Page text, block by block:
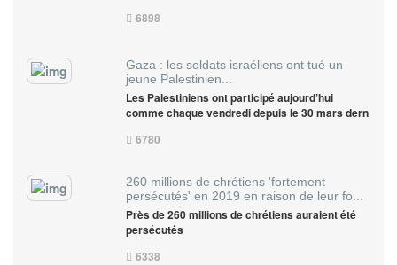
6898
Gaza : les soldats israéliens ont tué un
jeune Palestinien...
Les Palestiniens ont participé aujourd’hui
comme chaque vendredi depuis le 30 mars dern
6780
260 millions de chrétiens 'fortement
persécutés' en 2019 en raison de leur fo...
Près de 260 millions de chrétiens auraient été
persécutés
6338